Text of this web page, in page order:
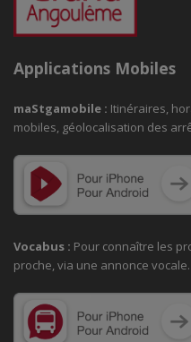
Applications Mobiles
maStgamobile : Itinéraires,
mobiles, géolocalisation des
Vocabus : Pour connaître les
proche, via une annonce vocale.